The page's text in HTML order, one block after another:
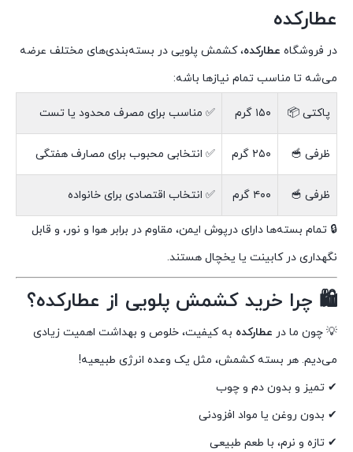
عطارکده
در فروشگاه عطارکده، کشمش پلویی در بسته‌بندی‌های مختلف عرضه
می‌شه تا مناسب تمام نیازها باشه:
پاکتی 📦 ۱۵۰ گرم ✅ مناسب برای مصرف محدود یا تست
ظرفی 🥣 ۲۵۰ گرم ✅ انتخابی محبوب برای مصارف هفتگی
ظرفی 🥣 ۴۰۰ گرم ✅ انتخاب اقتصادی برای خانواده
🔒 تمام بسته‌ها دارای درپوش ایمن، مقاوم در برابر هوا و نور، و قابل
نگهداری در کابینت یا یخچال هستند.
🛍 چرا خرید کشمش پلویی از عطارکده؟
💡 چون ما در عطارکده به کیفیت، خلوص و بهداشت اهمیت زیادی
می‌دیم. هر بسته کشمش، مثل یک وعده انرژی طبیعیه!
✔ تمیز و بدون دم و چوب
✔ بدون روغن یا مواد افزودنی
✔ تازه و نرم، با طعم طبیعی